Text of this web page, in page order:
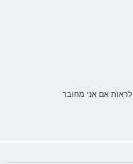
אם אני מחובר